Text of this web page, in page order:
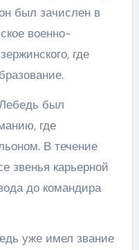
был зачислен в
военно-
где
был
где
В течение
звенья карьерной
до командира
уже имел звание